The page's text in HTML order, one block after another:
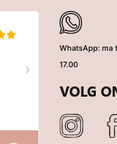
WhatsApp: ma
17.00
VOLG